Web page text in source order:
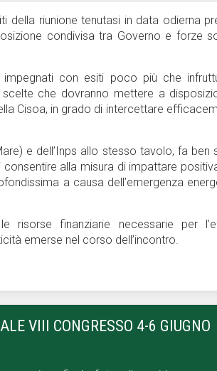
della riunione tenutasi in data odierna
condivisa tra Governo e forze
con esiti poco più che
che dovranno mettere a
Cisoa, in grado di intercettare
e dell’Inps allo stesso tavolo, fa ben
alla misura di impattare
a causa dell’emergenza
risorse finanziarie necessarie per
emerse nel corso dell’incontro.
VIII CONGRESSO 4-6 GIUGNO